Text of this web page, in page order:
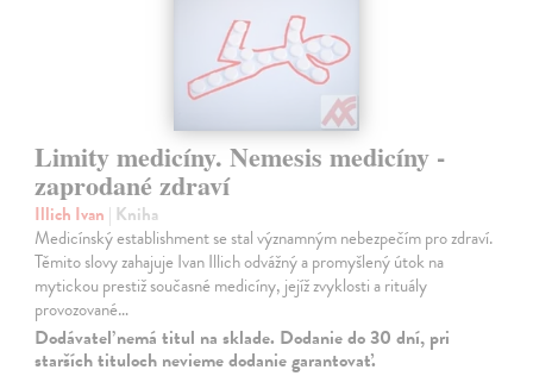
Limity medicíny. Nemesis medicíny -
zaprodané zdraví
Illich Ivan | Kniha
Medicínský establishment se stal významným nebezpečím pro zdraví.
Těmito slovy zahajuje Ivan Illich odvážný a promyšlený útok na
mytickou prestiž současné medicíny, jejíž zvyklosti a rituály
provozované…
Dodávateľ nemá titul na sklade. Dodanie do 30 dní, pri
starších tituloch nevieme dodanie garantovať.